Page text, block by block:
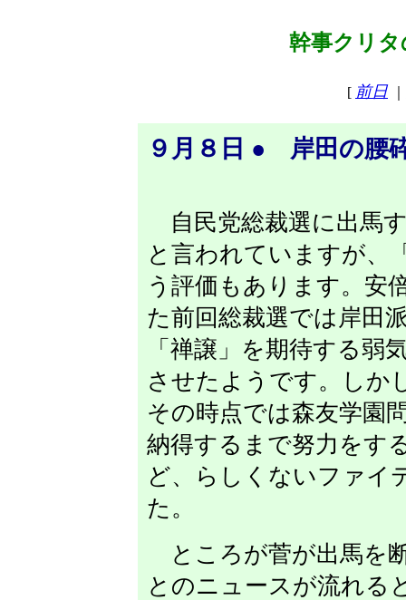
幹事クリタ
[ 前日
９月８日 ● 岸田の腰
自民党総裁選に出馬
と言われていますが、
う評価もあります。安
た前回総裁選では岸田
「禅譲」を期待する弱
させたようです。しか
その時点では森友学園
納得するまで努力をす
ど、らしくないファイ
た。
ところが菅が出馬を
とのニュースが流れる